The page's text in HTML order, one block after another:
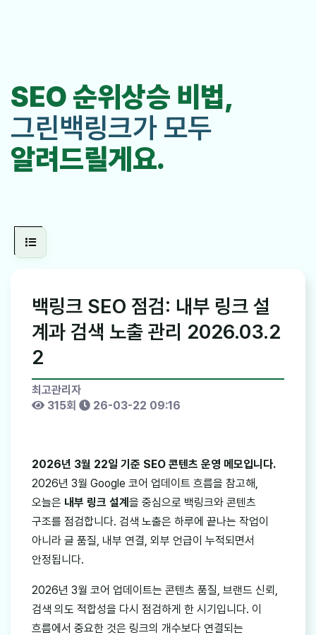
SEO 순위상승 비법,
그린백링크가 모두
알려드릴게요.
백링크 SEO 점검: 내부 링크 설
계과 검색 노출 관리 2026.03.2
2
최고관리자
315회
26-03-22 09:16
2026년 3월 22일 기준 SEO 콘텐츠 운영 메모입니다.
2026년 3월 Google 코어 업데이트 흐름을 참고해,
오늘은 내부 링크 설계 을 중심으로 백링크와 콘텐츠
구조를 점검합니다. 검색 노출은 하루에 끝나는 작업이
아니라 글 품질, 내부 연결, 외부 언급이 누적되면서
안정됩니다.
2026년 3월 코어 업데이트는 콘텐츠 품질, 브랜드 신뢰,
검색 의도 적합성을 다시 점검하게 한 시기입니다. 이
흐름에서 중요한 것은 링크의 개수보다 연결되는